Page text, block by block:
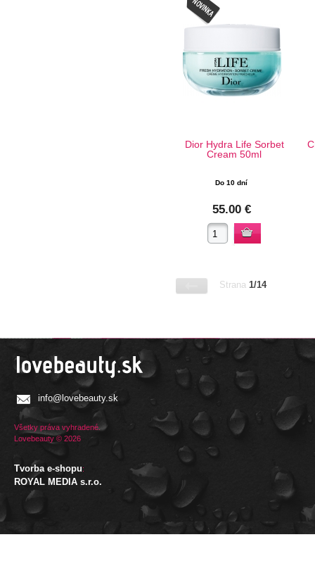
Dior Hydra Life Sorbet
Cream 50ml
Do 10 dní
55.00 €
Strana 1/14
info@lovebeauty.sk
Všetky práva vyhradené.
Lovebeauty © 2026
Tvorba e-shopu:
ROYAL MEDIA s.r.o.